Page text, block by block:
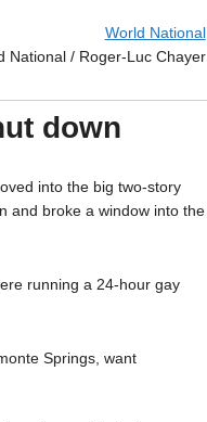
World National
National / Roger-Luc Chayer
down
into the big two-story
and broke a window into the
running a 24-hour gay
Springs, want